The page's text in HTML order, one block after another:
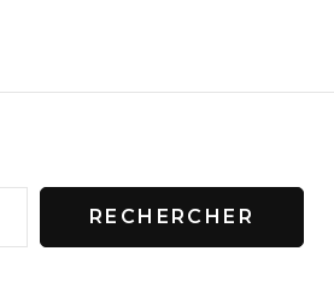
RECHERCHER